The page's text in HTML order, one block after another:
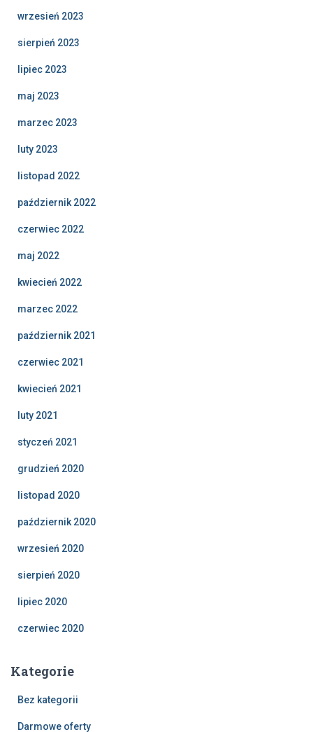
wrzesień 2023
sierpień 2023
lipiec 2023
maj 2023
marzec 2023
luty 2023
listopad 2022
październik 2022
czerwiec 2022
maj 2022
kwiecień 2022
marzec 2022
październik 2021
czerwiec 2021
kwiecień 2021
luty 2021
styczeń 2021
grudzień 2020
listopad 2020
październik 2020
wrzesień 2020
sierpień 2020
lipiec 2020
czerwiec 2020
Kategorie
Bez kategorii
Darmowe oferty